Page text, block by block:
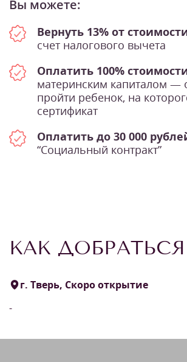
Вы можете:
Вернуть 13% от
счет налогового вычета
Оплатить 100%
материнским капиталом —
пройти ребенок, на
сертификат
Оплатить до 30 000
“Социальный контракт”
КАК ДОБРАТЬСЯ
г. Тверь, Скоро открытие
-